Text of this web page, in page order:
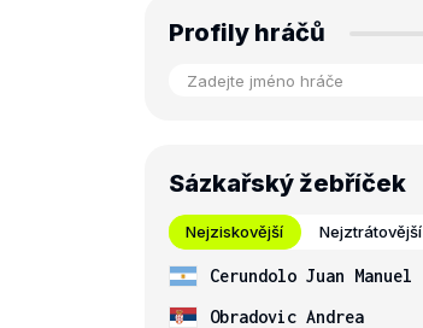
Profily hráčů
Sázkařský žebříček
Nejziskovější Nejztrátovější
Cerundolo Juan Manuel
Obradovic Andrea